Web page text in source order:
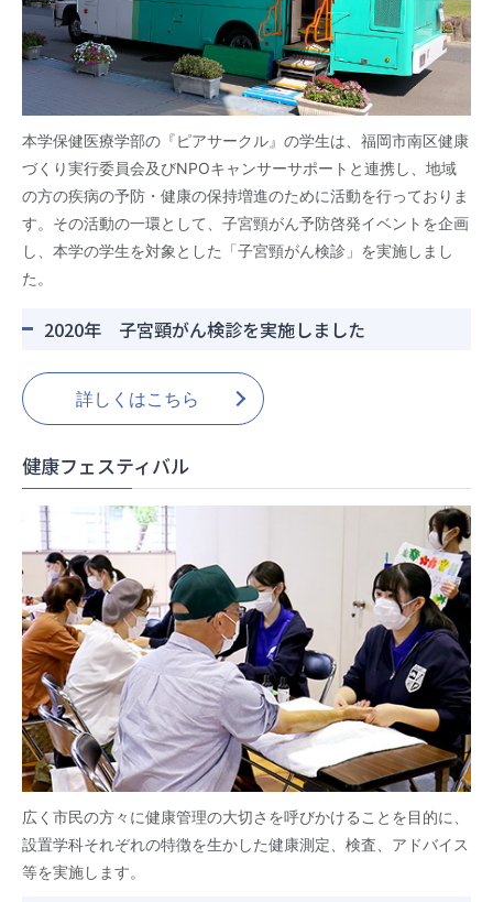
本学保健医療学部の『ピアサークル』の学生は、福岡市南区健康
づくり実行委員会及びNPOキャンサーサポートと連携し、地域
の方の疾病の予防・健康の保持増進のために活動を行っておりま
す。その活動の一環として、子宮頸がん予防啓発イベントを企画
し、本学の学生を対象とした「子宮頸がん検診」を実施しまし
た。
2020年 子宮頸がん検診を実施しました
詳しくはこちら
健康フェスティバル
広く市民の方々に健康管理の大切さを呼びかけることを目的に、
設置学科それぞれの特徴を生かした健康測定、検査、アドバイス
等を実施します。